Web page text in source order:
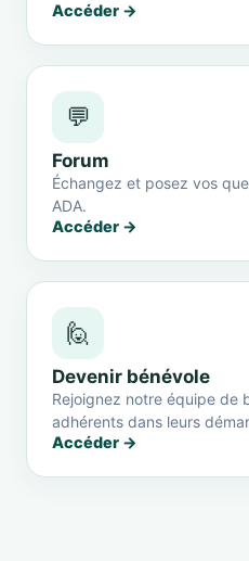
Accéder →
💬
Forum
Échangez et posez vos
ADA.
Accéder →
🙋
Devenir bénévole
Rejoignez notre équipe de
adhérents dans leurs
Accéder →